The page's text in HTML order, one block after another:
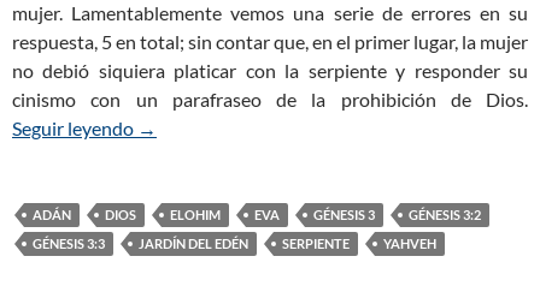
mujer. Lamentablemente vemos una serie de errores en su
respuesta, 5 en total; sin contar que, en el primer lugar, la mujer
no debió siquiera platicar con la serpiente y responder su
cinismo con un parafraseo de la prohibición de Dios.
Seguir leyendo Génesis 3:2-3 – La respuesta de la mujer
→
ADÁN DIOS ELOHIM EVA GÉNESIS 3
GÉNESIS 3:2
GÉNESIS 3:3
JARDÍN DEL EDÉN SERPIENTE YAHVEH